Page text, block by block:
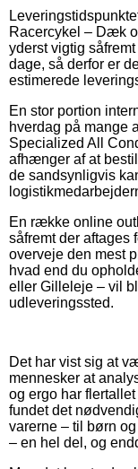
Racercykel – Dæk
yderst vigtig
dage, så derfor er
estimerede
En stor portion
hverdag på mange
Specialized All
afhænger af at
de sandsynligvis
En række online
såfremt der aftages
overveje den mest
hvad end du
eller Gilleleje – vil
udleveringssted.
Det har vist sig at
mennesker at
og ergo har
fundet det
varerne – til børn
– en hel del, og